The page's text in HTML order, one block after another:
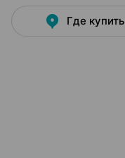
Где купить